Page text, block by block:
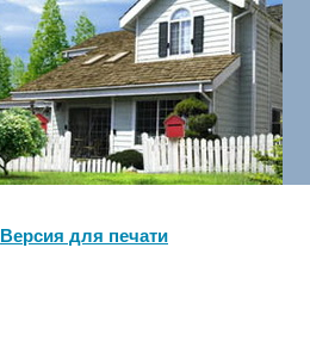
Версия для печати